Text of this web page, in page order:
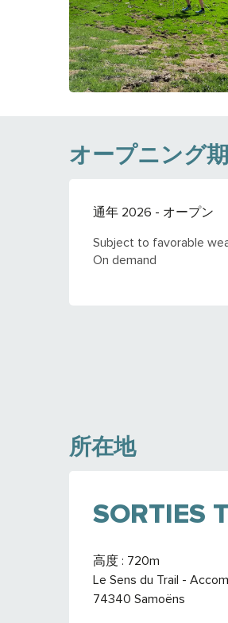
オープニング
通年 2026 - オープン
Subject to favorable
On demand
所在地
SORTIES
高度 : 720m
Le Sens du Trail -
74340 Samoëns